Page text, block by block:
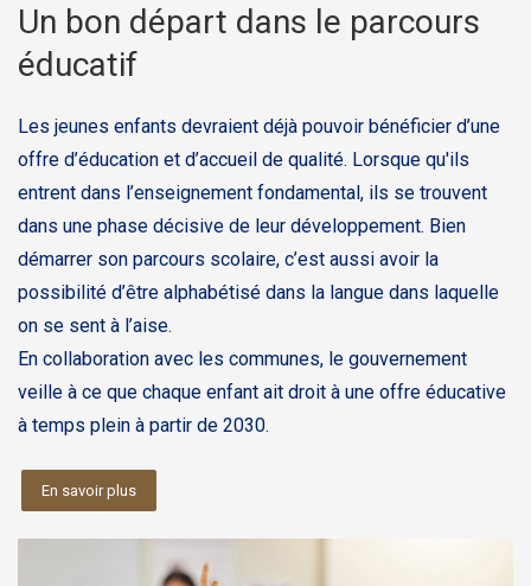
Un bon départ dans le parcours
éducatif
Les jeunes enfants devraient déjà pouvoir bénéficier d’une
offre d’éducation et d’accueil de qualité. Lorsque qu'ils
entrent dans l’enseignement fondamental, ils se trouvent
dans une phase décisive de leur développement. Bien
démarrer son parcours scolaire, c’est aussi avoir la
possibilité d’être alphabétisé dans la langue dans laquelle
on se sent à l’aise.
En collaboration avec les communes, le gouvernement
veille à ce que chaque enfant ait droit à une offre éducative
à temps plein à partir de 2030.
En savoir plus